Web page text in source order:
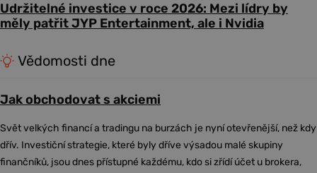
Udržitelné investice v roce 2026: Mezi lídry by
měly patřit JYP Entertainment, ale i Nvidia
Vědomosti dne
Jak obchodovat s akciemi
Svět velkých financí a tradingu na burzách je nyní otevřenější, než kdy
dřív. Investiční strategie, které byly dříve výsadou malé skupiny
finančníků, jsou dnes přístupné každému, kdo si zřídí účet u brokera,